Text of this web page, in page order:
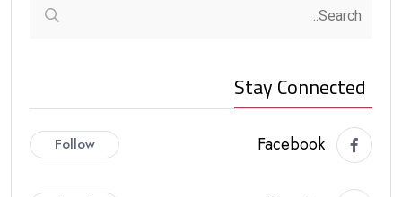
Stay Connected
Facebook
Follow